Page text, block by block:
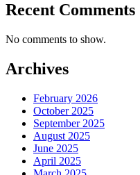
Recent Comments
No comments to show.
Archives
February 2026
October 2025
September 2025
August 2025
June 2025
April 2025